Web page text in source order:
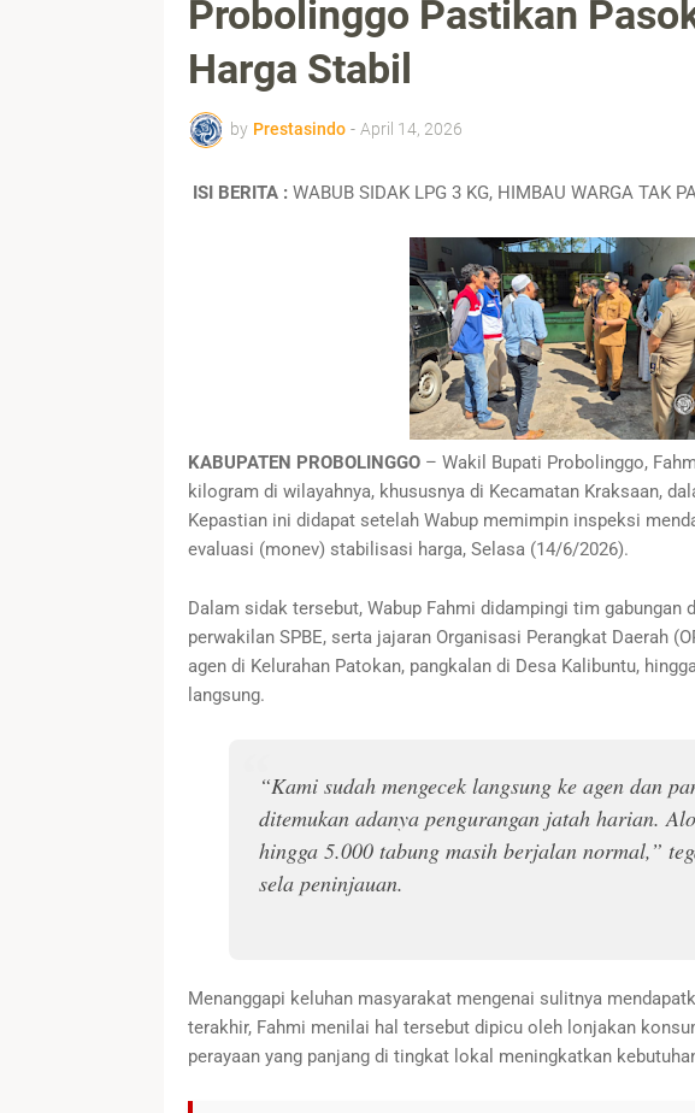
Probolinggo Pastikan
Harga Stabil
by Prestasindo - April 14, 2026
ISI BERITA : WABUB SIDAK LPG 3 KG, HIMBAU WARGA TAK
KABUPATEN PROBOLINGGO– Wakil Bupati Probolinggo,
kilogram di wilayahnya, khususnya di Kecamatan Kraksaan,
Kepastian ini didapat setelah Wabup memimpin inspeksi
evaluasi (monev) stabilisasi harga, Selasa (14/6/2026).
Dalam sidak tersebut, Wabup Fahmi didampingi tim gabungan
perwakilan SPBE, serta jajaran Organisasi Perangkat Daerah
agen di Kelurahan Patokan, pangkalan di Desa Kalibuntu,
langsung.
“Kami sudah mengecek langsung ke agen dan
ditemukan adanya pengurangan jatah harian.
hingga 5.000 tabung masih berjalan normal,”
sela peninjauan.
Menanggapi keluhan masyarakat mengenai sulitnya
terakhir, Fahmi menilai hal tersebut dipicu oleh lonjakan
perayaan yang panjang di tingkat lokal meningkatkan